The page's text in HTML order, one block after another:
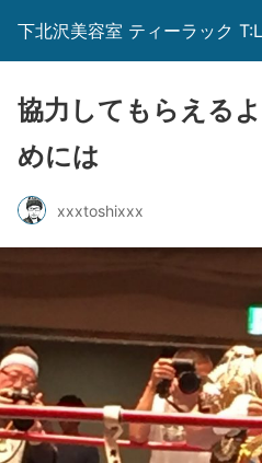
下北沢美容室 ティーラック
協力してもらえる
めには
xxxtoshixxx